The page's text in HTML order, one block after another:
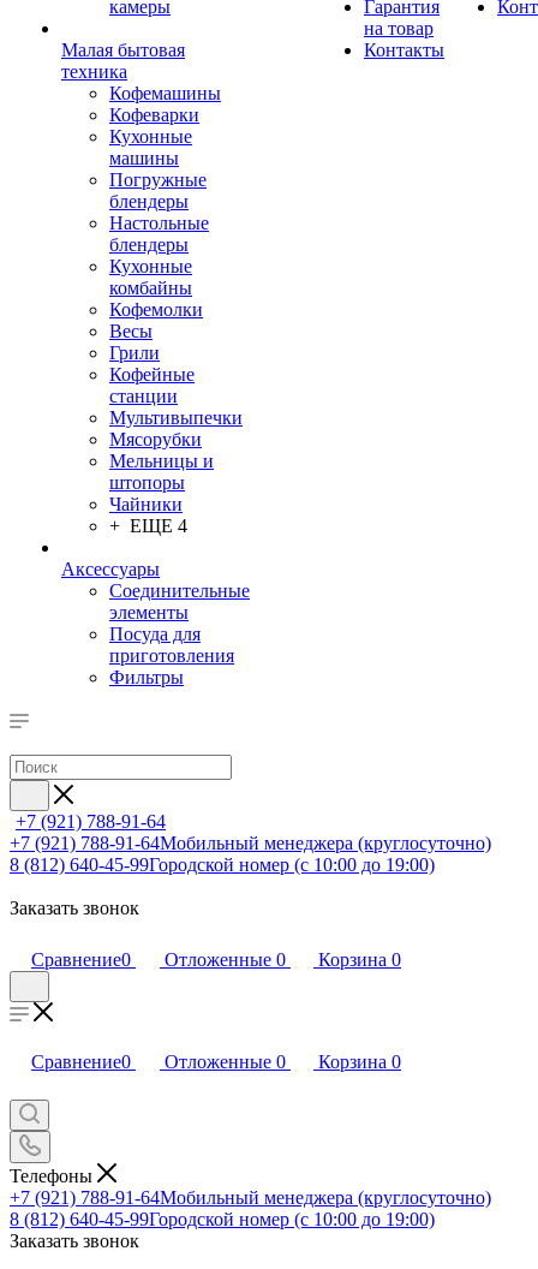
камеры
Малая бытовая
техника
Кофемашины
Кофеварки
Кухонные
машины
Погружные
блендеры
Настольные
блендеры
Кухонные
комбайны
Кофемолки
Весы
Грили
Кофейные
станции
Мультивыпечки
Мясорубки
Мельницы и
штопоры
Чайники
+ ЕЩЕ 4
Аксессуары
Соединительные
элементы
Посуда для
приготовления
Фильтры
Гарантия
на товар
Контакты
+7 (921) 788-91-64
+7 (921) 788-91-64Мобильный менеджера (круглосуточно)
8 (812) 640-45-99Городской номер (с 10:00 до 19:00)
Заказать звонок
Сравнение0 Отложенные 0 Корзина 0
Сравнение0 Отложенные 0 Корзина 0
Телефоны
+7 (921) 788-91-64Мобильный менеджера (круглосуточно)
8 (812) 640-45-99Городской номер (с 10:00 до 19:00)
Заказать звонок